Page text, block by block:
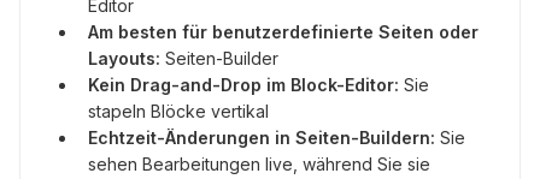
Editor
Am besten für benutzerdefinierte Seiten oder
Layouts: Seiten-Builder
Kein Drag-and-Drop im Block-Editor: Sie
stapeln Blöcke vertikal
Echtzeit-Änderungen in Seiten-Buildern: Sie
sehen Bearbeitungen live, während Sie sie